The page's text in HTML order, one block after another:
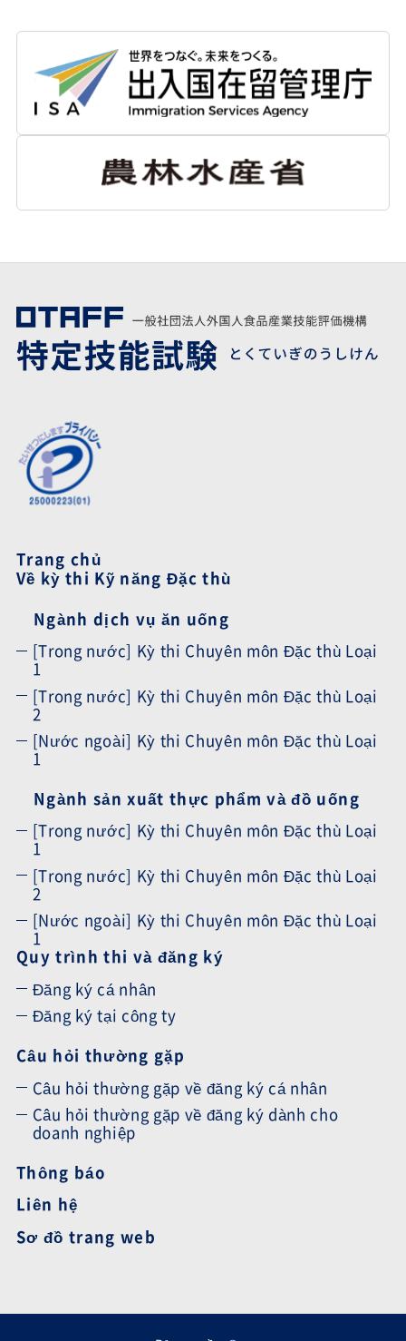
Trang chủ
Về kỳ thi Kỹ năng Đặc thù
Ngành dịch vụ ăn uống
[Trong nước] Kỳ thi Chuyên môn Đặc thù Loại
1
[Trong nước] Kỳ thi Chuyên môn Đặc thù Loại
2
[Nước ngoài] Kỳ thi Chuyên môn Đặc thù Loại
1
Ngành sản xuất thực phẩm và đồ uống
[Trong nước] Kỳ thi Chuyên môn Đặc thù Loại
1
[Trong nước] Kỳ thi Chuyên môn Đặc thù Loại
2
[Nước ngoài] Kỳ thi Chuyên môn Đặc thù Loại
1
Quy trình thi và đăng ký
Đăng ký cá nhân
Đăng ký tại công ty
Câu hỏi thường gặp
Câu hỏi thường gặp về đăng ký cá nhân
Câu hỏi thường gặp về đăng ký dành cho
doanh nghiệp
Thông báo
Liên hệ
Sơ đồ trang web